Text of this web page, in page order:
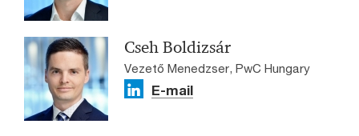
Cseh Boldizsár
Vezető Menedzser, PwC Hungary
E-mail